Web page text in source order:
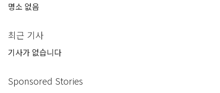
명소 없음
최근 기사
기사가 없습니다
Sponsored Stories